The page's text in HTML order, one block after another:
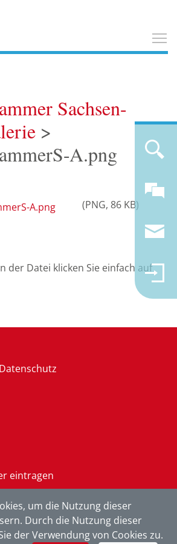
Sachsen-
>
A.png
A.png PNG 86 KB
der Datei klicken Sie einfach auf
eintragen
OK
um die Nutzung dieser
Durch die Nutzung dieser
der Verwendung von Cookies zu.